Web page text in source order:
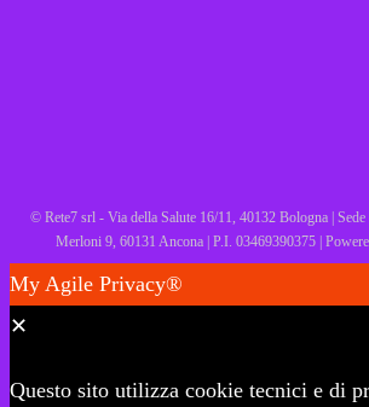
© Rete7 srl - Via della Salute 16/11, 40132 Bologna | Sede
Merloni 9, 60131 Ancona | P.I. 03469390375 |
My Agile Privacy®
✕
Questo sito utilizza cookie tecnici e di